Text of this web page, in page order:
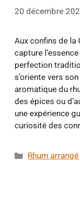
20 décembre
Aux confins de la
capture
perfection
s’oriente vers
aromatique du
des épices ou
une expérience
curiosité des
Catégories
Rhum arrangé